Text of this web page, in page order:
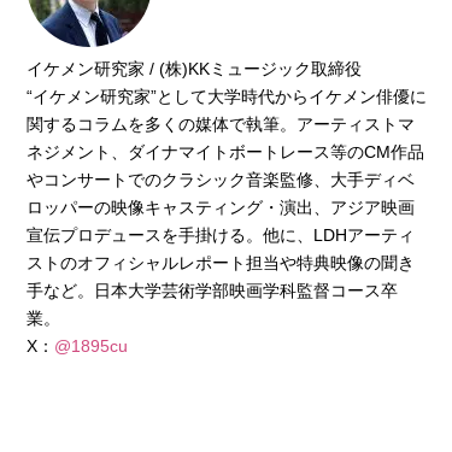
イケメン研究家 / (株)KKミュージック取締役
“イケメン研究家”として大学時代からイケメン俳優に
関するコラムを多くの媒体で執筆。アーティストマ
ネジメント、ダイナマイトボートレース等のCM作品
やコンサートでのクラシック音楽監修、大手ディベ
ロッパーの映像キャスティング・演出、アジア映画
宣伝プロデュースを手掛ける。他に、LDHアーティ
ストのオフィシャルレポート担当や特典映像の聞き
手など。日本大学芸術学部映画学科監督コース卒
業。
X： @1895cu